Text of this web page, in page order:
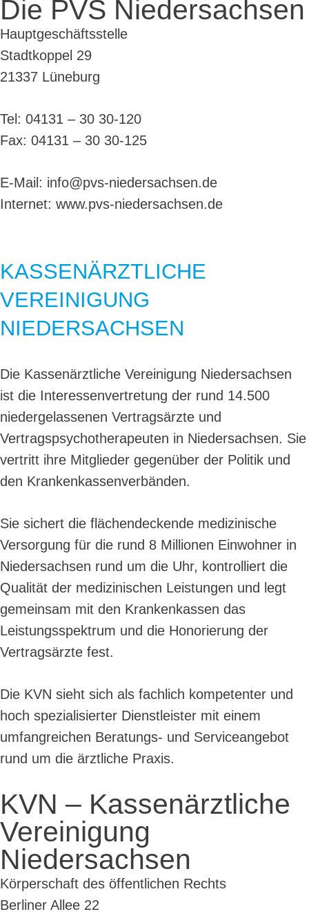
Die PVS Niedersachsen
Hauptgeschäftsstelle
Stadtkoppel 29
21337 Lüneburg
Tel: 04131 – 30 30-120
Fax: 04131 – 30 30-125
E-Mail: info@pvs-niedersachsen.de
Internet: www.pvs-niedersachsen.de
KASSENÄRZTLICHE
VEREINIGUNG
NIEDERSACHSEN
Die Kassenärztliche Vereinigung Niedersachsen
ist die Interessenvertretung der rund 14.500
niedergelassenen Vertragsärzte und
Vertragspsychotherapeuten in Niedersachsen. Sie
vertritt ihre Mitglieder gegenüber der Politik und
den Krankenkassenverbänden.
Sie sichert die flächendeckende medizinische
Versorgung für die rund 8 Millionen Einwohner in
Niedersachsen rund um die Uhr, kontrolliert die
Qualität der medizinischen Leistungen und legt
gemeinsam mit den Krankenkassen das
Leistungsspektrum und die Honorierung der
Vertragsärzte fest.
Die KVN sieht sich als fachlich kompetenter und
hoch spezialisierter Dienstleister mit einem
umfangreichen Beratungs- und Serviceangebot
rund um die ärztliche Praxis.
KVN – Kassenärztliche
Vereinigung
Niedersachsen
Körperschaft des öffentlichen Rechts
Berliner Allee 22